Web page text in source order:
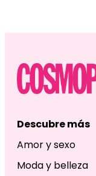
Descubre más
Amor y sexo
Moda y belleza